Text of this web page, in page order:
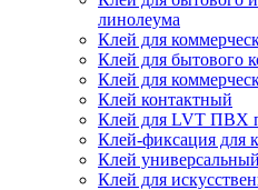
линолеума
Клей для
Клей для бытового
Клей для
Клей контактный
Клей для LVT ПВХ
Клей-фиксация для
Клей универсальный
Клей для